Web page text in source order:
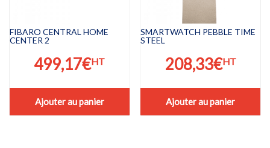
FIBARO CENTRAL HOME
CENTER 2
499,17€HT
Ajouter au panier
SMARTWATCH PEBBLE TIME
STEEL
208,33€HT
Ajouter au panier